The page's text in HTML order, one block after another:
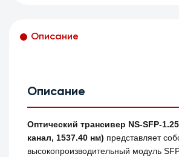
Описание
Описание
Оптический трансивер NS-SFP-
канал, 1537.40 нм) представляет
высокопроизводительный модуль